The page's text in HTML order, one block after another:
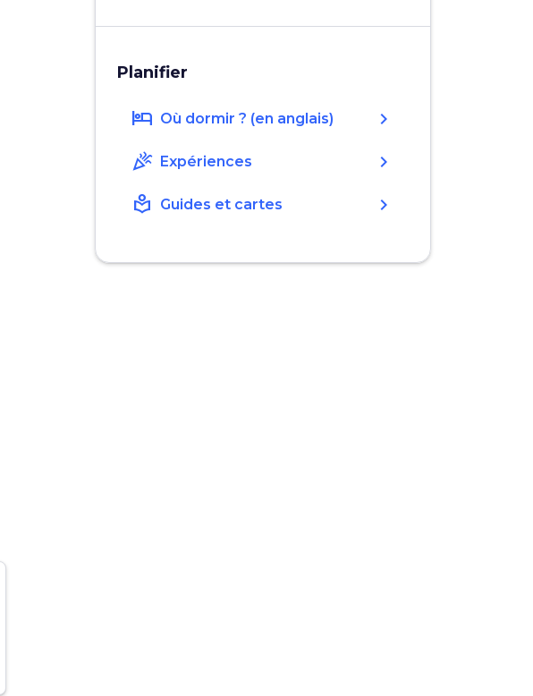
Planifier
hotel Où dormir ? (en anglais) chevron_right
celebration Expériences chevron_right
local_library Guides et cartes chevron_right